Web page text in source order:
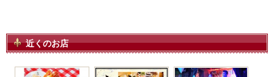
近くのお店